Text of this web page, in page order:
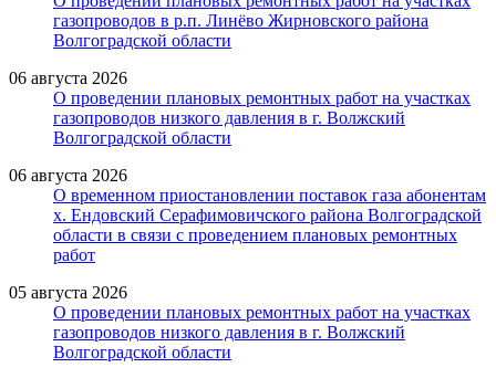
газопроводов в р.п. Линёво Жирновского района
Волгоградской области
06 августа 2026
О проведении плановых ремонтных работ на участках
газопроводов низкого давления в г. Волжский
Волгоградской области
06 августа 2026
О временном приостановлении поставок газа абонентам
х. Ендовский Серафимовичского района Волгоградской
области в связи с проведением плановых ремонтных
работ
05 августа 2026
О проведении плановых ремонтных работ на участках
газопроводов низкого давления в г. Волжский
Волгоградской области